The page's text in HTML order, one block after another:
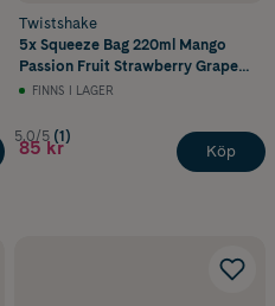
Twistshake
5x Squeeze Bag 220ml Mango
Passion Fruit Strawberry Grape
Coconut
FINNS I LAGER
5.0/5 (1)
85 kr Köp